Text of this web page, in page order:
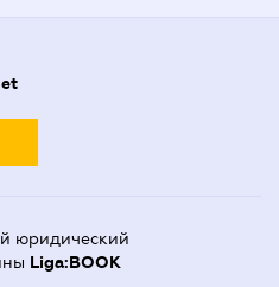
юридический
Liga:BOOK